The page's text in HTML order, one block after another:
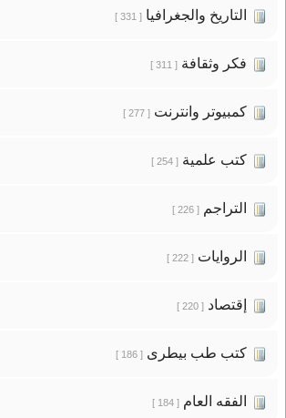
التاريخ والجغرافيا[ 331 ]
فكر وثقافة[ 311 ]
كمبيوتر وانترنت[ 277 ]
كتب علمية[ 254 ]
التراجم[ 226 ]
الروايات[ 222 ]
إقتصاد[ 220 ]
كتب طب بيطرى[ 186 ]
الفقه العام[ 184 ]